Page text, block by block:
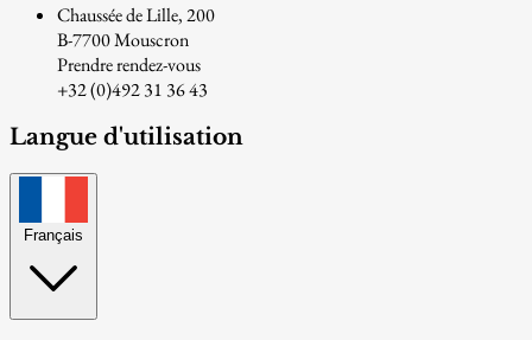
Chaussée de Lille, 200
B-7700 Mouscron
Prendre rendez-vous
+32 (0)492 31 36 43
Langue d'utilisation
Français